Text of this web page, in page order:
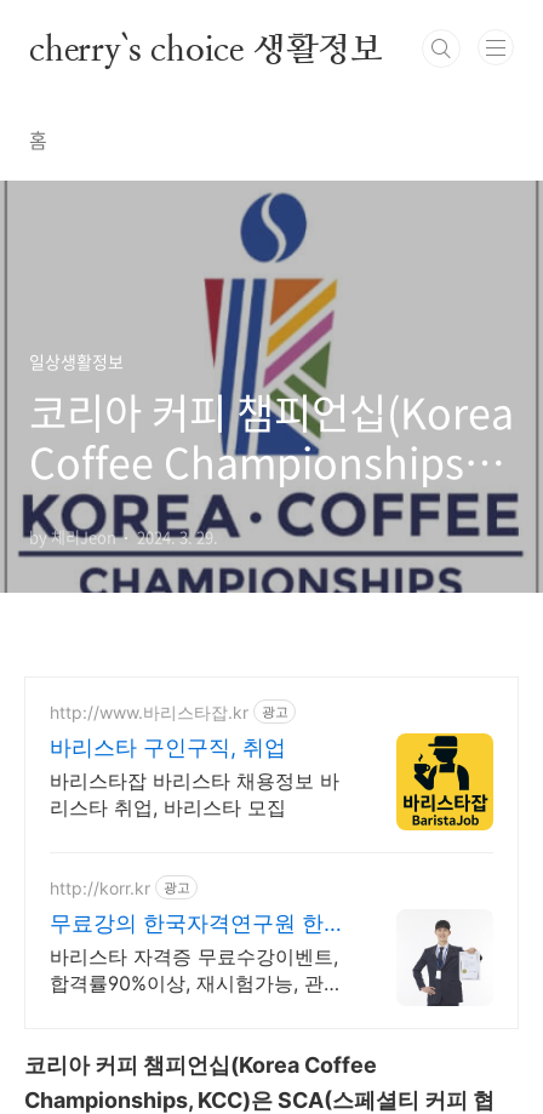
cherry`s choice 생활정보
홈
일상생활정보
코리아 커피 챔피언십(Korea
Coffee Championships,
KCC) 6가지 종목 바리스타
대회
by 체리Jeon 2024. 3. 29.
http://www.바리스타잡.kr 광고
바리스타 구인구직, 취업
바리스타잡 바리스타 채용정보 바
리스타 취업, 바리스타 모집
http://korr.kr 광고
무료강의 한국자격연구원 한자
원 모든교육 무료!
바리스타 자격증 무료수강이벤트,
합격률90%이상, 재시험가능, 관련
보세요(재시험가능)
코리아 커피 챔피언십(Korea Coffee
Championships, KCC)은 SCA(스페셜티 커피 협